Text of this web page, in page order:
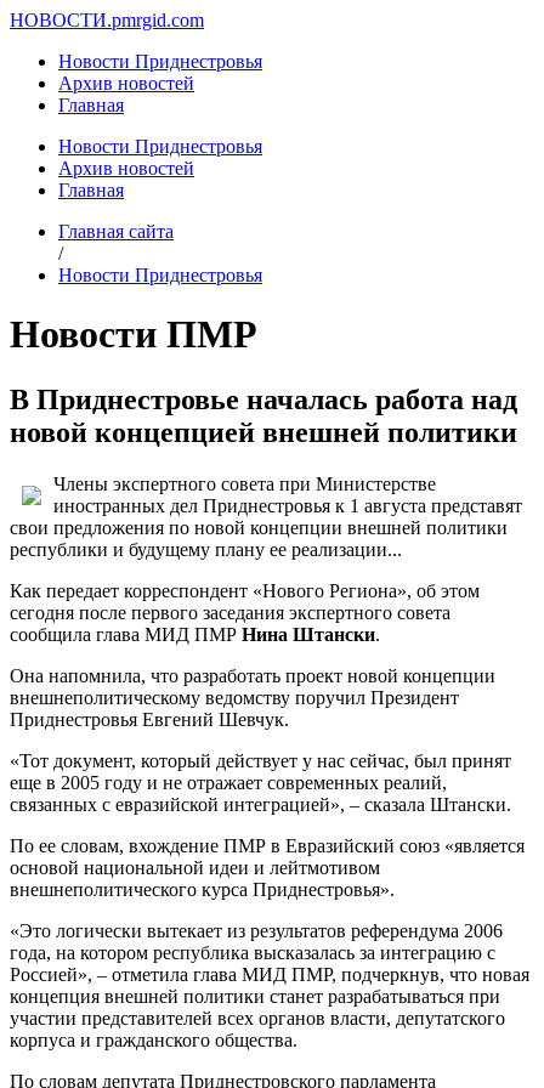
НОВОСТИ.pmrgid.com
Новости Приднестровья
Архив новостей
Главная
Новости Приднестровья
Архив новостей
Главная
Главная сайта
/
Новости Приднестровья
Новости ПМР
В Приднестровье началась работа над
новой концепцией внешней политики
Члены экспертного совета при Министерстве
иностранных дел Приднестровья к 1 августа представят
свои предложения по новой концепции внешней политики
республики и будущему плану ее реализации...
Как передает корреспондент «Нового Региона», об этом
сегодня после первого заседания экспертного совета
сообщила глава МИД ПМР Нина Штански.
Она напомнила, что разработать проект новой концепции
внешнеполитическому ведомству поручил Президент
Приднестровья Евгений Шевчук.
«Тот документ, который действует у нас сейчас, был принят
еще в 2005 году и не отражает современных реалий,
связанных с евразийской интеграцией», – сказала Штански.
По ее словам, вхождение ПМР в Евразийский союз «является
основой национальной идеи и лейтмотивом
внешнеполитического курса Приднестровья».
«Это логически вытекает из результатов референдума 2006
года, на котором республика высказалась за интеграцию с
Россией», – отметила глава МИД ПМР, подчеркнув, что новая
концепция внешней политики станет разрабатываться при
участии представителей всех органов власти, депутатского
корпуса и гражданского общества.
По словам депутата Приднестровского парламента